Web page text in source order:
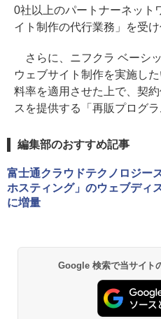
0社以上のパートナーネット
イト制作の代行業務」を受け
さらに、ニフクラ ベーシ
ウェブサイト制作を実施し
料率を適用させた上で、契
スを提供する「再販プログラ
編集部のおすすめ記事
富士通クラウドテクノロジー
ホスティング」のウェブディ
に増量
Google 検索で当サイト